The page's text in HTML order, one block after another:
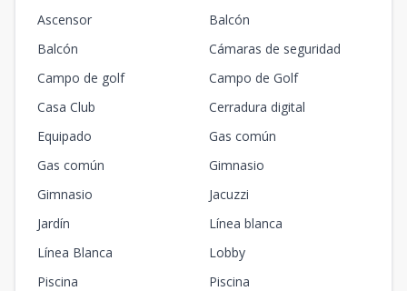
Ascensor
Balcón
Balcón
Cámaras de seguridad
Campo de golf
Campo de Golf
Casa Club
Cerradura digital
Equipado
Gas común
Gas común
Gimnasio
Gimnasio
Jacuzzi
Jardín
Línea blanca
Línea Blanca
Lobby
Piscina
Piscina